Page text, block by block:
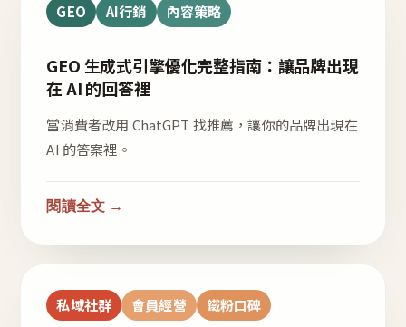
GEO AI行銷 內容策略
GEO 生成式引擎優化完整指南：讓品牌出現
在 AI 的回答裡
當消費者改用 ChatGPT 找推薦，讓你的品牌出現在
AI 的答案裡。
閱讀全文 →
私域社群 會員經營 鐵粉口碑